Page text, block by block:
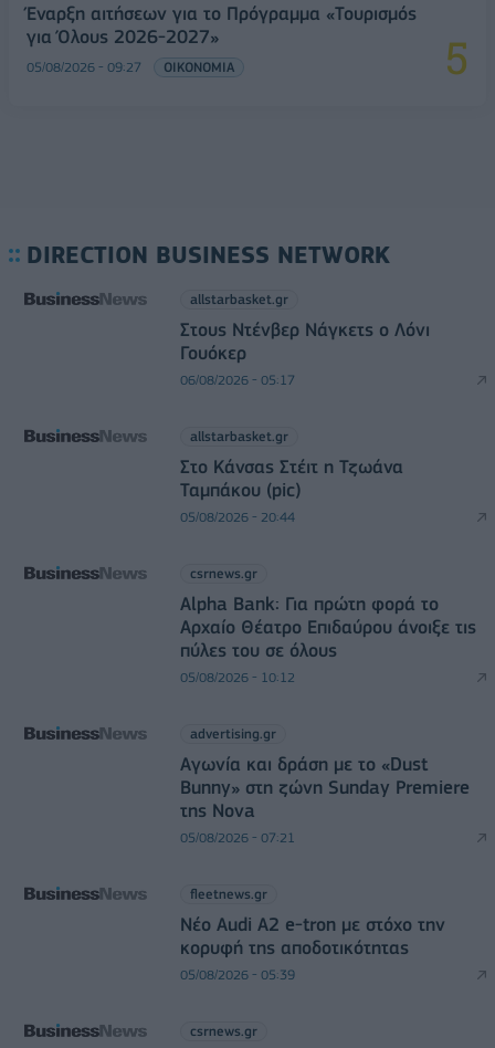
Έναρξη αιτήσεων για το Πρόγραμμα «Τουρισμός
για Όλους 2026-2027»
05/08/2026 - 09:27 ΟΙΚΟΝΟΜΙΑ
DIRECTION BUSINESS NETWORK
allstarbasket.gr
Στους Ντένβερ Νάγκετς ο Λόνι
Γουόκερ
06/08/2026 - 05:17
allstarbasket.gr
Στο Κάνσας Στέιτ η Τζωάνα
Ταμπάκου (pic)
05/08/2026 - 20:44
csrnews.gr
Alpha Bank: Για πρώτη φορά το
Αρχαίο Θέατρο Επιδαύρου άνοιξε τις
πύλες του σε όλους
05/08/2026 - 10:12
advertising.gr
Αγωνία και δράση με το «Dust
Bunny» στη ζώνη Sunday Premiere
της Nova
05/08/2026 - 07:21
fleetnews.gr
Νέο Audi A2 e-tron με στόχο την
κορυφή της αποδοτικότητας
05/08/2026 - 05:39
csrnews.gr